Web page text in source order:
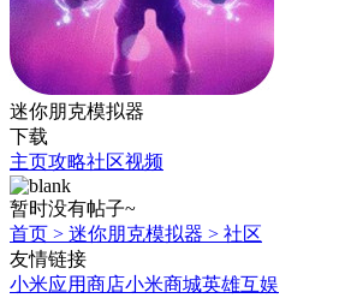
迷你朋克模拟器
下载
主页攻略社区视频
暂时没有帖子~
首页 > 迷你朋克模拟器 > 社区
友情链接
小米应用商店小米商城英雄互娱